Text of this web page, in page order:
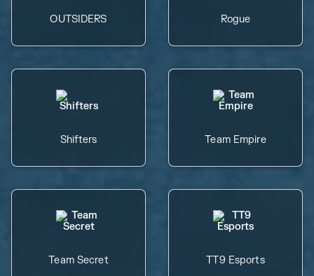
OUTSIDERS Rogue
Shifters Team Empire
Team Secret TT9 Esports